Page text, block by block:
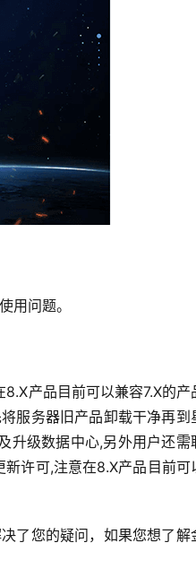
用问题。
产品目前可以兼容7.X的产
服务器旧产品卸载干净再到
升级数据中心,另外用户还需
许可,注意在8.X产品目前可
了您的疑问，如果您想了解